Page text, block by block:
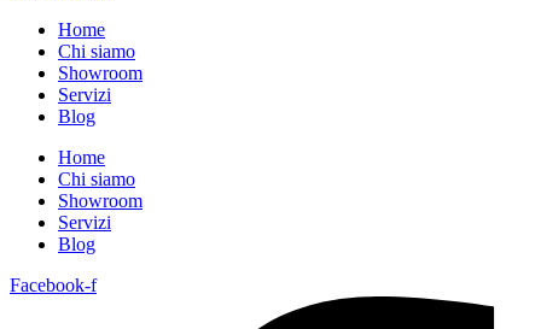
Home
Chi siamo
Showroom
Servizi
Blog
Home
Chi siamo
Showroom
Servizi
Blog
Facebook-f